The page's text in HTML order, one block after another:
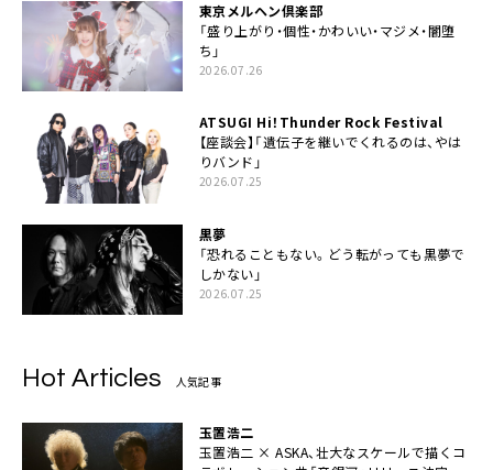
東京メルヘン倶楽部
「盛り上がり・個性・かわいい・マジメ・闇堕
ち」
2026.07.26
ATSUGI Hi！Thunder Rock Festival
【座談会】「遺伝子を継いでくれるのは、やは
りバンド」
2026.07.25
黒夢
「恐れることもない。どう転がっても黒夢で
しかない」
2026.07.25
Hot Articles 人気記事
玉置浩二
玉置浩二 × ASKA、壮大なスケールで描くコ